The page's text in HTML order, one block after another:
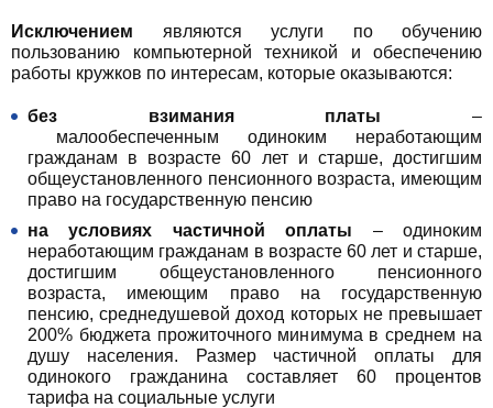
Исключением являются услуги по обучению
пользованию компьютерной техникой и обеспечению
работы кружков по интересам, которые оказываются:
без взимания платы –
малообеспеченным одиноким неработающим
гражданам в возрасте 60 лет и старше, достигшим
общеустановленного пенсионного возраста, имеющим
право на государственную пенсию
на условиях частичной оплаты – одиноким
неработающим гражданам в возрасте 60 лет и старше,
достигшим общеустановленного пенсионного
возраста, имеющим право на государственную
пенсию, среднедушевой доход которых не превышает
200% бюджета прожиточного минимума в среднем на
душу населения. Размер частичной оплаты для
одинокого гражданина составляет 60 процентов
тарифа на социальные услуги